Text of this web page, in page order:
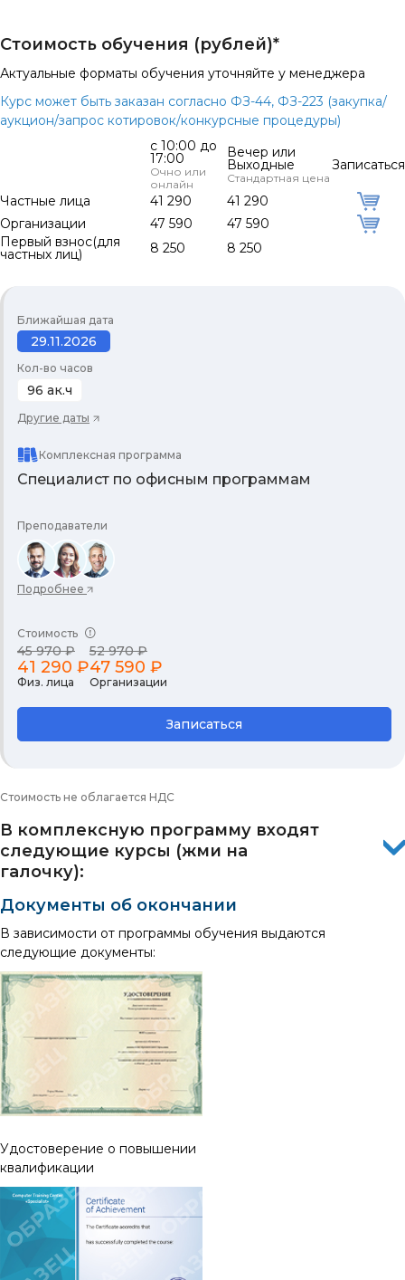
Стоимость обучения (рублей)*
Актуальные форматы обучения уточняйте у менеджера
Курс может быть заказан согласно ФЗ-44, ФЗ-223 (закупка/
аукцион/запрос котировок/конкурсные процедуры)
с 10:00 до
17:00
Очно или
онлайн
Вечер или
Выходные
Стандартная цена
Записаться
Частные лица 41 290
41 290
Организации
47 590
47 590
Первый взнос(для
частных лиц) 8 250 8 250
Ближайшая дата
29.11.2026
Кол-во часов
96 ак.ч
Другие даты
Комплексная программа
Специалист по офисным программам
Преподаватели
Подробнее
Стоимость
45 970 ₽
41 290 ₽
Физ. лица
52 970 ₽
47 590 ₽
Организации
Записаться
Стоимость не облагается НДС
В комплексную программу входят
следующие курсы (жми на
галочку):
Документы об окончании
В зависимости от программы обучения выдаются
следующие документы:
Удостоверение о повышении
квалификации